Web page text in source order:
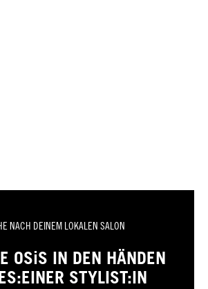
NACH DEINEM LOKALEN SALON
OSiS IN DEN HÄNDEN
STYLIST:IN